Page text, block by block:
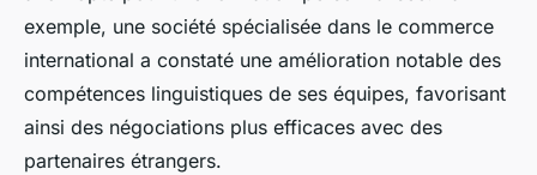
exemple, une société spécialisée dans le commerce
international a constaté une amélioration notable des
compétences linguistiques de ses équipes, favorisant
ainsi des négociations plus efficaces avec des
partenaires étrangers.